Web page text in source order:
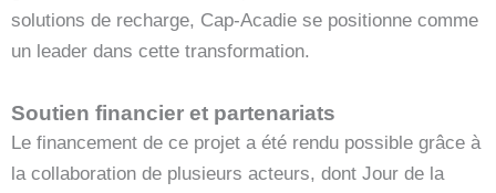
solutions de recharge, Cap-Acadie se positionne comme
un leader dans cette transformation.
Soutien financier et partenariats
Le financement de ce projet a été rendu possible grâce à
la collaboration de plusieurs acteurs, dont Jour de la